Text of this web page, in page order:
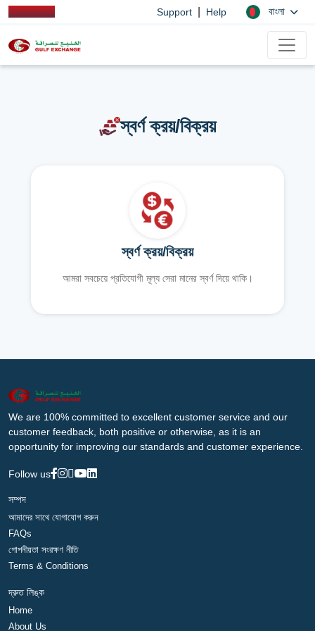
Support Help বাংলা
স্বর্ণ ক্রয়/বিক্রয়
স্বর্ণ ক্রয়/বিক্রয়
আমরা সবচেয়ে প্রতিযোগী মূল্য সেরা মানের স্বর্ণ দিয়ে থাকি।
We are 100% committed to excellent customer service and our
customer feedback, both positive or otherwise, as it is an
opportunity for improving our standards and customer experience.
Follow us
সম্পদ
আমাদের সাথে যোগাযোগ করুন
FAQs
গোপনীয়তা সংরক্ষণ নীতি
Terms & Conditions
দ্রুত লিঙ্ক
Home
About Us